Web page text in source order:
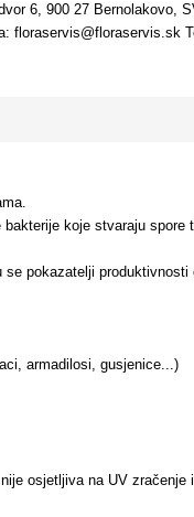
6, 900 27 Bernolakovo,
floraservis@floraservis.sk
koje stvaraju
pokazatelji produktivnosti
armadilosi, gusjenice...)
osjetljiva na UV